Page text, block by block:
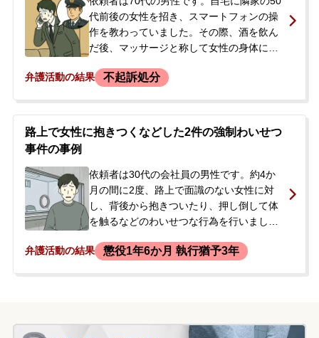
代前後の女性を招き、スマートフォンの操
作を教わっていました。その際、酒を飲ん
だ後、マッサージと称して女性の身体に触
たり、服の中に手を入れて胸を触ったりす
が、後日、警察官が自宅を訪れ家宅捜索を
受け、警察署で任意で事情聴取をされまし
ることや前科が付くことを非常に心配し、
示談による解決を望んで、聴取当日に弊所
へ相談に来られました。
弁護活動の結果 不起訴処分
路上で女性に抱きつくなどした2件の強制わいせつ
事件の事例
依頼者は30代の会社員の男性です。約4か
月の間に2度、路上で面識のない女性に対
し、背後から抱きついたり、押し倒して体
を触るなどのわいせつな行為を行いまし
を訪れ、男性は強制わいせつ容疑で逮捕さ
当事者に前科・前歴はありませんでした。
弁護活動の結果 懲役1年6か月 執行猶予3年